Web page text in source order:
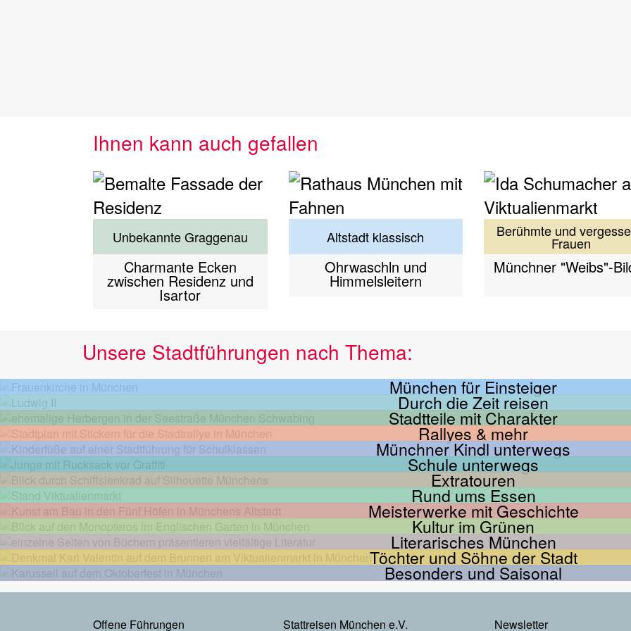
Ihnen kann auch gefallen
Unbekannte Graggenau
Charmante Ecken
zwischen Residenz und
Isartor
Altstadt klassisch
Ohrwaschln und
Himmelsleitern
Berühmte und
Frauen
Münchner "Weibs"-
Unsere Stadtführungen nach Thema:
München für Einsteiger
Durch die Zeit reisen
Stadtteile mit Charakter
Rallyes & mehr
Münchner Kindl unterwegs
Schule unterwegs
Extratouren
Rund ums Essen
Meisterwerke mit Geschichte
Kultur im Grünen
Literarisches München
Töchter und Söhne der Stadt
Besonders und Saisonal
Offene Führungen Stattreisen München e.V. Newsletter